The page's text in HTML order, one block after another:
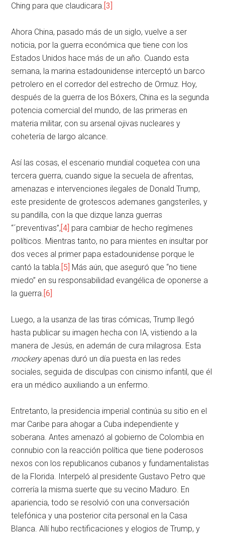
Ching para que claudicara. [3]
Ahora China, pasado más de un siglo, vuelve a ser
noticia, por la guerra económica que tiene con los
Estados Unidos hace más de un año. Cuando esta
semana, la marina estadounidense interceptó un barco
petrolero en el corredor del estrecho de Ormuz. Hoy,
después de la guerra de los Bóxers, China es la segunda
potencia comercial del mundo, de las primeras en
materia militar, con su arsenal ojivas nucleares y
cohetería de largo alcance.
Así las cosas, el escenario mundial coquetea con una
tercera guerra, cuando sigue la secuela de afrentas,
amenazas e intervenciones ilegales de Donald Trump,
este presidente de grotescos ademanes gangsteriles, y
su pandilla, con la que dizque lanza guerras
“´preventivas”,[4] para cambiar de hecho regímenes
políticos. Mientras tanto, no para mientes en insultar por
dos veces al primer papa estadounidense porque le
cantó la tabla. [5] Más aún, que aseguró que “no tiene
miedo” en su responsabilidad evangélica de oponerse a
la guerra. [6]
Luego, a la usanza de las tiras cómicas, Trump llegó
hasta publicar su imagen hecha con IA, vistiendo a la
manera de Jesús, en ademán de cura milagrosa. Esta
mockeryapenas duró un día puesta en las redes
sociales, seguida de disculpas con cinismo infantil, que él
era un médico auxiliando a un enfermo.
Entretanto, la presidencia imperial continúa su sitio en el
mar Caribe para ahogar a Cuba independiente y
soberana. Antes amenazó al gobierno de Colombia en
connubio con la reacción política que tiene poderosos
nexos con los republicanos cubanos y fundamentalistas
de la Florida. Interpeló al presidente Gustavo Petro que
correría la misma suerte que su vecino Maduro. En
apariencia, todo se resolvió con una conversación
telefónica y una posterior cita personal en la Casa
Blanca. Allí hubo rectificaciones y elogios de Trump, y